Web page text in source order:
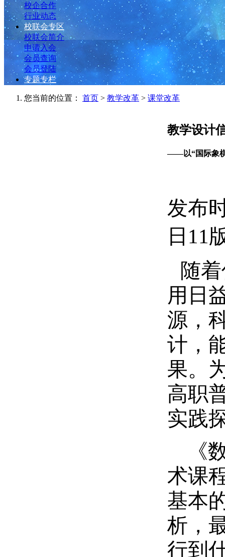
校企合作
行业动态
校联会专区
校联会简介
申请入会
会员查询
会员登陆
专题专栏
您当前的位置： 首页 > 教学改革 > 课堂改革
教学设计
——以“国际象棋
发布
日11
随
用日
源，
计，
果。
高职
实践
《
术课
基本
析，
行到